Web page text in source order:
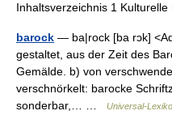
Inhaltsverzeichnis 1
barock — ba|rock [ba rɔk]
gestaltet, aus der Zeit des
Gemälde. b) von
verschnörkelt: barocke
sonderbar,… …
Universal-